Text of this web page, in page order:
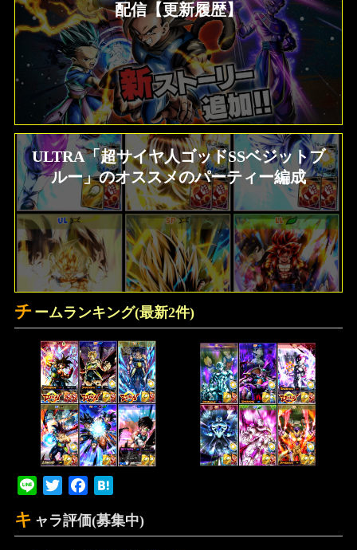
配信【更新履歴】
ULTRA「超サイヤ人ゴッドSSベジットブ
ルー」のオススメのパーティー編成
チ ームランキング(最新2件)
Line Twitter Facebook
キ ャラ評価(募集中)